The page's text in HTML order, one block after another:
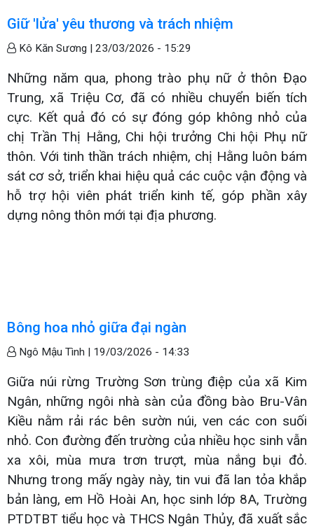
Giữ 'lửa' yêu thương và trách nhiệm
Kô Kăn Sương | 23/03/2026 - 15:29
Những năm qua, phong trào phụ nữ ở thôn Đạo
Trung, xã Triệu Cơ, đã có nhiều chuyển biến tích
cực. Kết quả đó có sự đóng góp không nhỏ của
chị Trần Thị Hằng, Chi hội trưởng Chi hội Phụ nữ
thôn. Với tinh thần trách nhiệm, chị Hằng luôn bám
sát cơ sở, triển khai hiệu quả các cuộc vận động và
hỗ trợ hội viên phát triển kinh tế, góp phần xây
dựng nông thôn mới tại địa phương.
Bông hoa nhỏ giữa đại ngàn
Ngô Mậu Tình | 19/03/2026 - 14:33
Giữa núi rừng Trường Sơn trùng điệp của xã Kim
Ngân, những ngôi nhà sàn của đồng bào Bru-Vân
Kiều nằm rải rác bên sườn núi, ven các con suối
nhỏ. Con đường đến trường của nhiều học sinh vẫn
xa xôi, mùa mưa trơn trượt, mùa nắng bụi đỏ.
Nhưng trong mấy ngày này, tin vui đã lan tỏa khắp
bản làng, em Hồ Hoài An, học sinh lớp 8A, Trường
PTDTBT tiểu học và THCS Ngân Thủy, đã xuất sắc